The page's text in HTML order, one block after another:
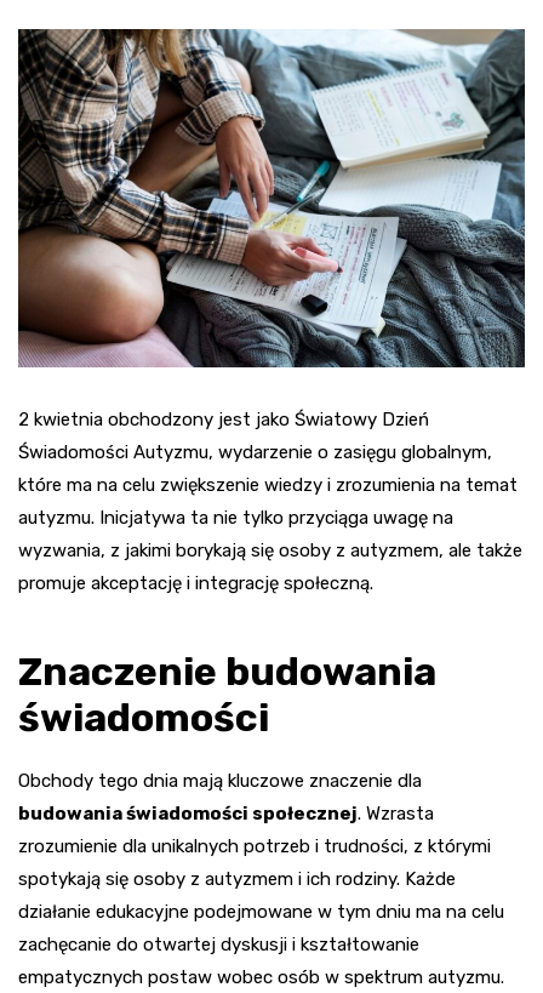
2 kwietnia obchodzony jest jako Światowy Dzień
Świadomości Autyzmu, wydarzenie o zasięgu globalnym,
które ma na celu zwiększenie wiedzy i zrozumienia na temat
autyzmu. Inicjatywa ta nie tylko przyciąga uwagę na
wyzwania, z jakimi borykają się osoby z autyzmem, ale także
promuje akceptację i integrację społeczną.
Znaczenie budowania
świadomości
Obchody tego dnia mają kluczowe znaczenie dla
budowania świadomości społecznej. Wzrasta
zrozumienie dla unikalnych potrzeb i trudności, z którymi
spotykają się osoby z autyzmem i ich rodziny. Każde
działanie edukacyjne podejmowane w tym dniu ma na celu
zachęcanie do otwartej dyskusji i kształtowanie
empatycznych postaw wobec osób w spektrum autyzmu.